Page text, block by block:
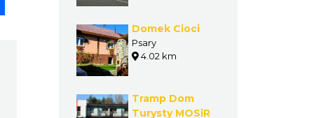
Domek Cioci
Psary
4.02 km
Tramp Dom
Turysty MOSiR